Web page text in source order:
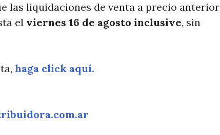
las liquidaciones de venta a precio anterior
el viernes 16 de agosto inclusive, sin
haga click aquí.